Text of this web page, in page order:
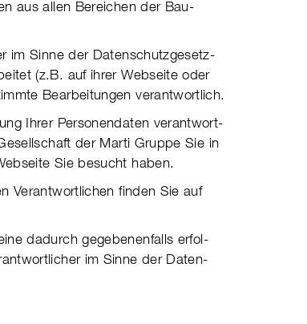
aus allen Bereichen der Bau­
im Sinne der Daten­schutz­ge­setz­
(z.B. auf ihrer Web­seite oder
Bear­bei­tungen ver­ant­wort­lich.
Ihrer Per­so­nen­daten ver­ant­wort­
der Marti Gruppe Sie in
Sie besucht haben.
Ver­ant­wort­li­chen finden Sie auf
dadurch gege­be­nen­falls erfol­
im Sinne der Daten­